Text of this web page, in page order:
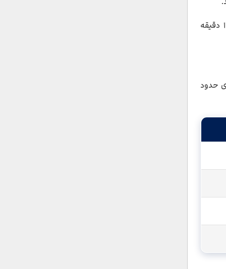
آدمیرالتیسکایا بافاصله‌ای حدود ۸ دقیقه پیاده‌روی و نوسکی پراسپکت با فاصله‌ای حدود ۱۱ دقیقه
حدود